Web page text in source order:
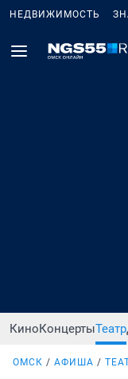
НЕДВИЖИМОСТЬ
КиноКонцертыТеатр
ОМСК АФИША